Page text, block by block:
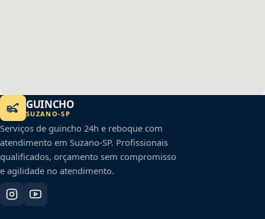
GUINCHO
SUZANO-SP
Serviços de guincho 24h e reboque com
atendimento em Suzano-SP. Profissionais
qualificados, orçamento sem compromisso
e agilidade no atendimento.